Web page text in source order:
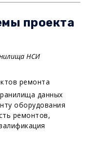
проекта
НСИ
ремонта
данных
оборудования
ремонтов,